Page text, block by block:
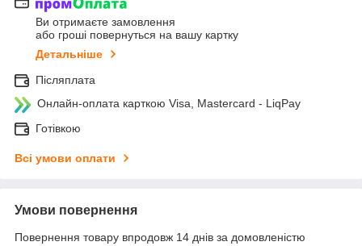
Ви отримаєте замовлення
або гроші повернуться на вашу картку
Детальніше
Післяплата
Онлайн-оплата карткою Visa, Mastercard - LiqPay
Готівкою
Всі умови оплати
Умови повернення
Повернення товару впродовж 14 днів за домовленістю